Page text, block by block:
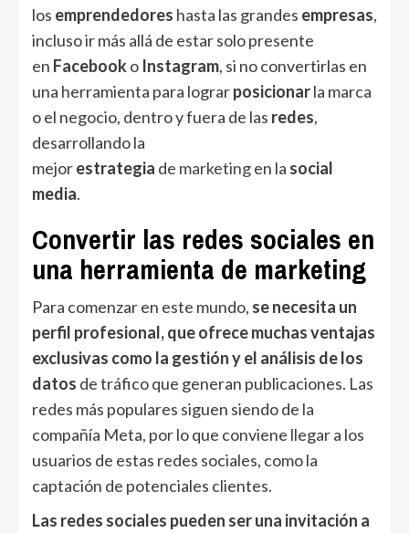
los emprendedores hasta las grandes empresas,
incluso ir más allá de estar solo presente
en Facebooko Instagram, si no convertirlas en
una herramienta para lograrposicionarla marca
o el negocio, dentro y fuera de las redes,
desarrollando la
mejorestrategia de marketingen la social
media.
Convertir las redes sociales en
una herramienta de marketing
Para comenzar en este mundo, se necesita un
perfil profesional, que ofrece muchas ventajas
exclusivas como la gestión y el análisis de los
datos de tráfico que generan publicaciones. Las
redes más populares siguen siendo de la
compañía Meta, por lo que conviene llegar a los
usuarios de estas redes sociales, como la
captación de potenciales clientes.
Las redes sociales pueden ser una invitación a